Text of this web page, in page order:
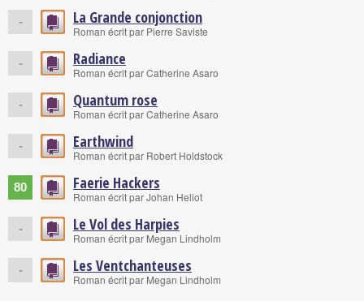
- La Grande conjonction
Roman écrit par Pierre Saviste
- Radiance
Roman écrit par Catherine Asaro
- Quantum rose
Roman écrit par Catherine Asaro
- Earthwind
Roman écrit par Robert Holdstock
80 Faerie Hackers
Roman écrit par Johan Heliot
- Le Vol des Harpies
Roman écrit par Megan Lindholm
- Les Ventchanteuses
Roman écrit par Megan Lindholm